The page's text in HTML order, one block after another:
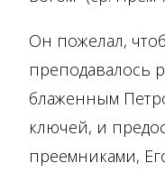
Он пожелал,
преподавалось
блаженным
ключей, и
преемниками,